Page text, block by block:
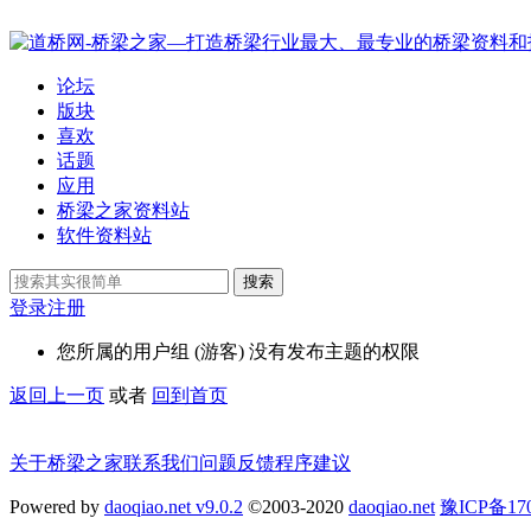
论坛
版块
喜欢
话题
应用
桥梁之家资料站
软件资料站
搜索
登录注册
您所属的用户组 (游客) 没有发布主题的权限
返回上一页 或者 回到首页
关于桥梁之家联系我们问题反馈程序建议
Powered by daoqiao.net v9.0.2 ©2003-2020 daoqiao.net 豫ICP备